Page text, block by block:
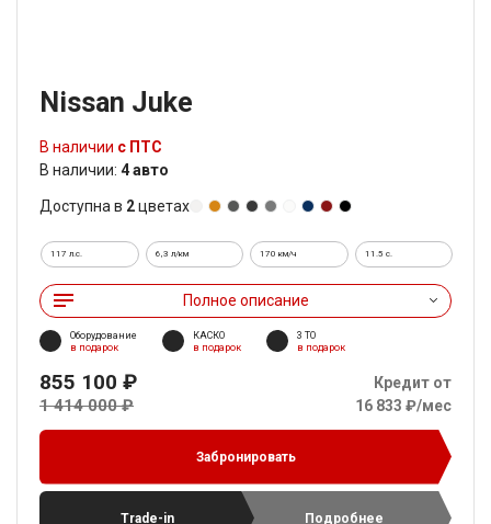
Nissan Juke
В наличии с ПТС
В наличии: 4 авто
Доступна в 2цветах
117 л.с. 6,3 л/км 170 км/ч 11.5 c.
Полное описание
Оборудование
в подарок
КАСКО
в подарок
3 ТО
в подарок
855 100 ₽
1 414 000 ₽
Кредит от
16 833 ₽/мес
Забронировать
Trade-in Подробнее